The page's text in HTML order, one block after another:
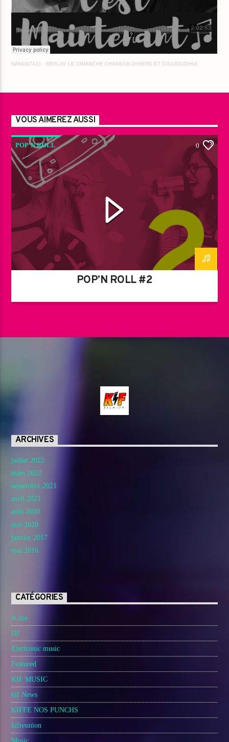
NANO97421 · REPLAY LE DIMANCHE CHANSON D'HIERS ET D'AUJOUD'HUI
VOUS AIMEREZ AUSSI
POP’N ROLL 0
POP’N ROLL #2
ARCHIVES
juillet 2022
mars 2022
septembre 2021
avril 2021
août 2020
mai 2020
janvier 2017
mai 2016
CATÉGORIES
A lire
DJ
Electronic music
Featured
KIF MUSIC
kif News
KIFFE NOS PUNCHS
kifreunion